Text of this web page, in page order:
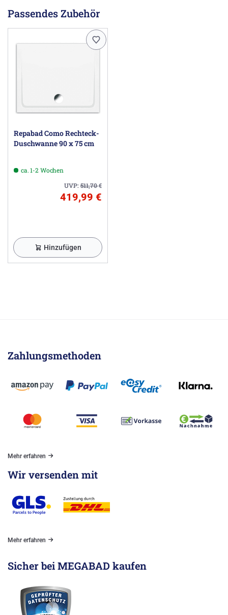
Passendes Zubehör
Repabad Como Rechteck-
Duschwanne 90 x 75 cm
ca. 1-2 Wochen
UVP:511,70€
419,99 €
Hinzufügen
Zahlungsmethoden
Mehr erfahren
Wir versenden mit
Mehr erfahren
Sicher bei MEGABAD kaufen